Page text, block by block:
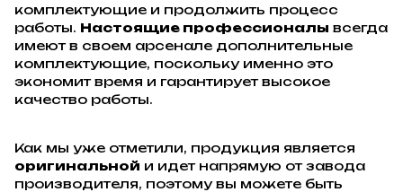
комплектующие и продолжить процесс
работы. Настоящие профессионалы всегда
имеют в своем арсенале дополнительные
комплектующие, поскольку именно это
экономит время и гарантирует высокое
качество работы.
Как мы уже отметили, продукция является
оригинальной и идет напрямую от завода
производителя, поэтому вы можете быть